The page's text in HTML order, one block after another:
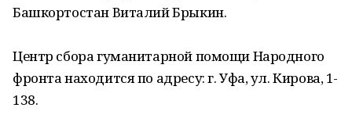
Башкортостан Виталий Брыкин.
Центр сбора гуманитарной помощи Народного
фронта находится по адресу: г. Уфа, ул. Кирова, 1-
138.